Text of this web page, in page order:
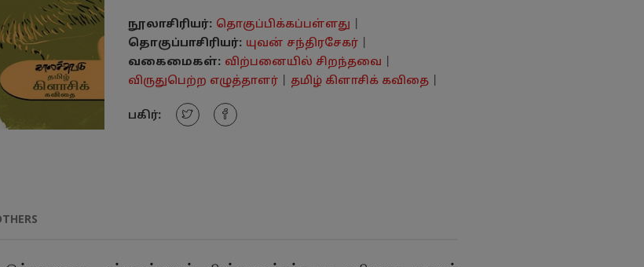
நூலாசிரியர்: தொகுப்பிக்கப்பள்ளது
தொகுப்பாசிரியர்: யுவன் சந்திரசேகர்
வகைமைகள்: விற்பனையில் சிறந்தவை
விருதுபெற்ற எழுத்தாளர்
தமிழ் கிளாசிக் கவிதை
பகிர்: